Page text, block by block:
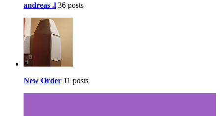
andreas .l 36 posts
New Order 11 posts